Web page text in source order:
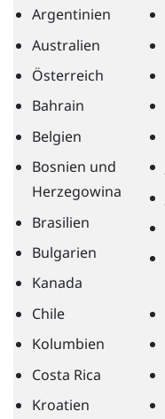
Argentinien
Australien
Österreich
Bahrain
Belgien
Bosnien und
Herzegowina
Brasilien
Bulgarien
Kanada
Chile
Kolumbien
Costa Rica
Kroatien